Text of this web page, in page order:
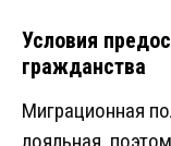
Условия
гражданства
Миграционная